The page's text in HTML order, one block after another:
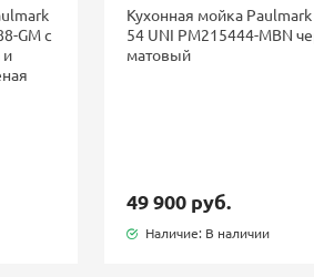
GM с
и
Кухонная мойка Paulmark
54 UNI PM215444-MBN
матовый
49 900 руб.
Наличие: В наличии